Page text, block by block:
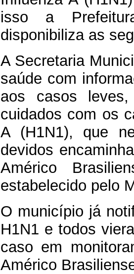
isso a
disponibiliza as
A Secretaria
saúde com
aos casos
cuidados com os
A (H1N1), que
devidos
Américo
estabelecido pelo
O município já
H1N1 e todos
caso em
Américo